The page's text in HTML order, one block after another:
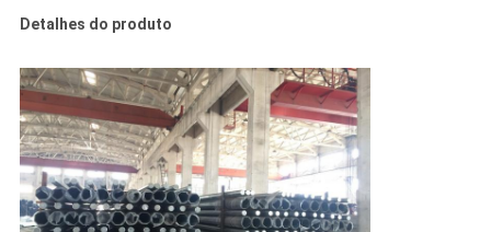
Detalhes do produto